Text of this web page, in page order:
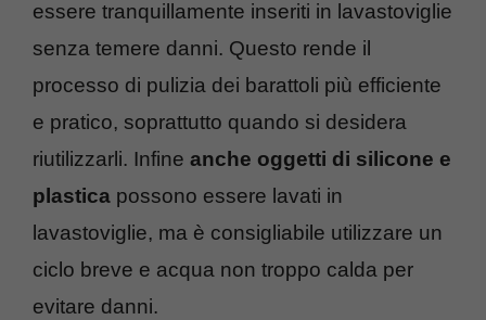
essere tranquillamente inseriti in lavastoviglie
senza temere danni. Questo rende il
processo di pulizia dei barattoli più efficiente
e pratico, soprattutto quando si desidera
riutilizzarli. Infine anche oggetti di silicone e
plastica possono essere lavati in
lavastoviglie, ma è consigliabile utilizzare un
ciclo breve e acqua non troppo calda per
evitare danni.